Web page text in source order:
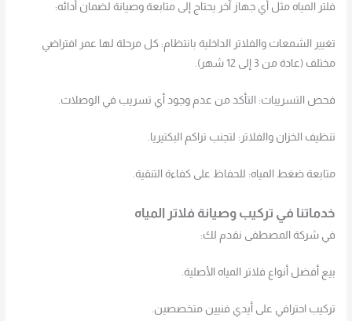
فلتر المياه مثل أي جهاز آخر يحتاج إلى متابعة وصيانة لضمان أدائه:
تغيير الشمعات والفلاتر الداخلية بانتظام: كل مرحلة لها عمر افتراضي
مختلف (عادة من 3 إلى 12 شهر).
فحص التسريبات: التأكد من عدم وجود أي تسريب في الوصلات.
تنظيف الخزان والفلاتر: لتجنب تراكم البكتيريا.
متابعة ضغط المياه: للحفاظ على كفاءة التنقية.
خدماتنا في تركيب وصيانة فلاتر المياه
في شركة المصطفى نقدم لك:
بيع أفضل أنواع فلاتر المياه الأصلية.
تركيب احترافي على أيدي فنيين متخصصين.